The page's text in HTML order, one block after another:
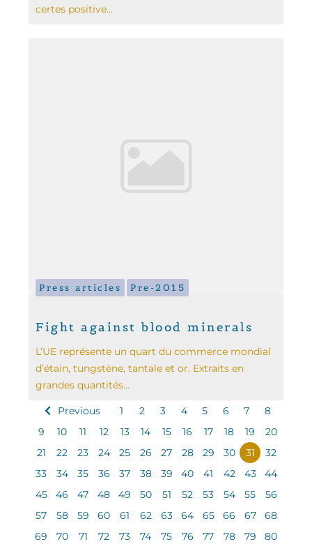
certes positive...
Press articles Pre-2015
Fight against blood minerals
L’UE représente un quart du commerce mondial
d’étain, tungstène, tantale et or. Extraits en
grandes quantités...
Previous 1 2 3 4 5 6 7
8
9
10 11 12 13 14 15 16 17 18 19
20
21
22 23 24 25 26 27 28 29 30 31
32
33
34 35 36 37 38 39 40 41 42 43
44
45
46 47 48 49 50 51 52 53 54 55
56
57
58 59 60 61 62 63 64 65 66 67
68
69
70 71 72 73 74 75 76 77 78 79
80